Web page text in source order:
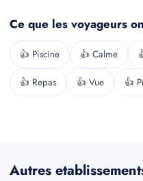
Ce que les voyageurs
👍 Piscine 👍 Calme
👍 Repas 👍 Vue 👍
Autres